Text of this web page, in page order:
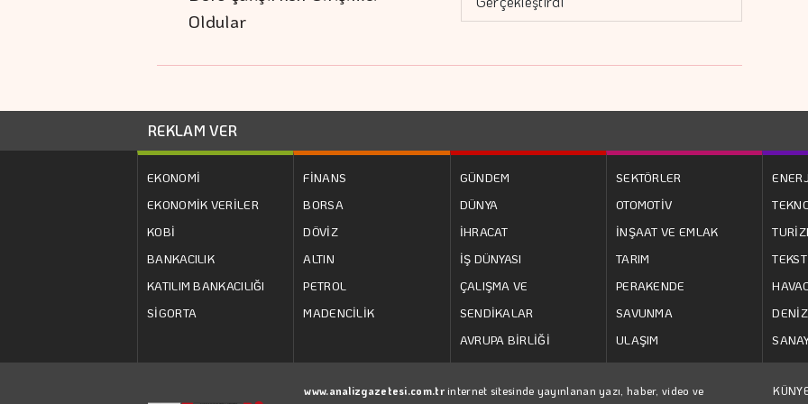
Oldular
REKLAM VER
EKONOMİ
EKONOMİK VERİLER
KOBİ
BANKACILIK
KATILIM BANKACILIĞI
SİGORTA
FİNANS
BORSA
DÖVİZ
ALTIN
PETROL
MADENCİLİK
GÜNDEM
DÜNYA
İHRACAT
İŞ DÜNYASI
ÇALIŞMA VE
SENDİKALAR
AVRUPA BİRLİĞİ
SEKTÖRLER
OTOMOTİV
İNŞAAT VE EMLAK
TARIM
PERAKENDE
SAVUNMA
ULAŞIM
www.analizgazetesi.com.trinternet sitesinde yayınlanan yazı, haber, video ve